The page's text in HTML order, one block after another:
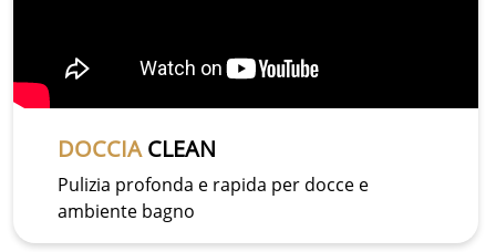
DOCCIACLEAN
Pulizia profonda e rapida per docce e
ambiente bagno